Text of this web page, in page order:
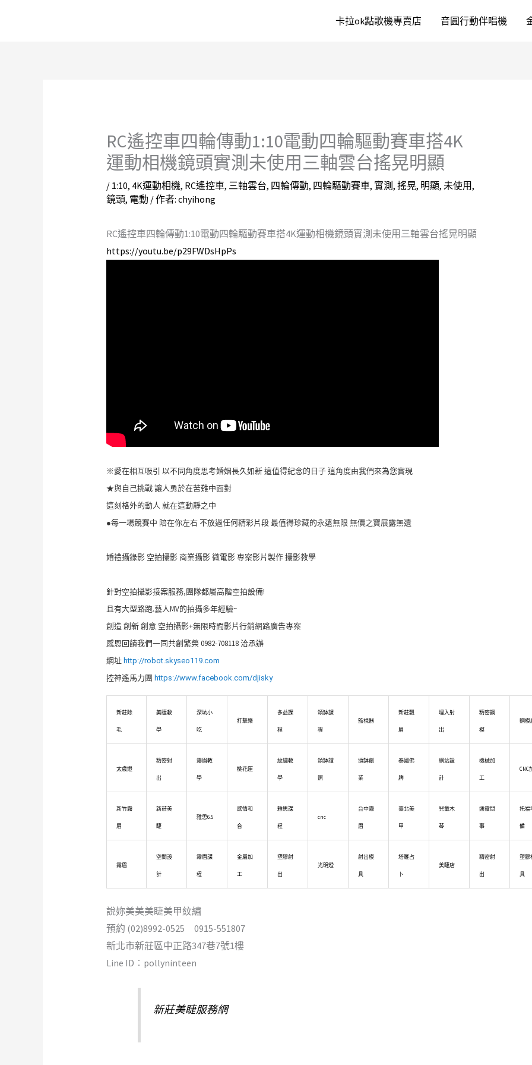
卡拉ok點歌機專賣店 音圓行動伴唱機
RC遙控車四輪傳動1:10電動四輪驅動賽車搭4K
運動相機鏡頭實測未使用三軸雲台搖晃明顯
/ 1:10, 4K運動相機, RC遙控車, 三軸雲台, 四輪傳動, 四輪驅動賽車, 實測 , 搖晃, 明顯, 未使用,
鏡頭, 電動 / 作者: chyihong
RC遙控車四輪傳動1:10電動四輪驅動賽車搭4K運動相機鏡頭實測未使用三軸雲台搖晃明顯
https://youtu.be/p29FWDsHpPs
※愛在相互吸引 以不同角度思考婚姻長久如新 這值得紀念的日子 這角度由我們來為您實現
★與自己挑戰 讓人勇於在苦難中面對
這刻格外的動人 就在這動靜之中
●每一場競賽中 陪在你左右 不放過任何精彩片段 最值得珍藏的永遠無限 無價之寶展露無遺
婚禮攝錄影 空拍攝影 商業攝影 微電影 專案影片製作 攝影教學
針對空拍攝影接案服務,團隊都屬高階空拍設備!
且有大型路跑.藝人MV的拍攝多年經驗~
創造 創新 創意 空拍攝影+無限時間影片行銷網路廣告專案
感恩回饋我們一同共創繁榮 0982-708118 洽承辦
網址 http://robot.skyseo119.com
控神遙馬力團 https://www.facebook.com/djisky
新莊除
毛
美睫教
學
深坑小
吃
打擊樂
多益課
程
頌缽課
程
監視器
新莊飄
眉
埋入射
出
精密鋼
模
鋼模
太歲燈
精密射
出
霧眉教
學
桃花運
紋繡教
學
頌缽證
照
頌缽創
業
泰國佛
牌
網站設
計
機械加
工
CNC
新竹霧
眉
新莊美
睫
雅思6.5
感情和
合
雅思課
程
cnc
台中霧
眉
臺北美
甲
兒童木
琴
通靈問
事
托福
備
霧眉
空間設
計
霧眉課
程
金屬加
工
塑膠射
出
光明燈
射出模
具
塔羅占
卜
美睫店
精密射
出
塑膠
具
說妳美美美睫美甲紋繡
預約 (02)8992-0525 0915-551807
新北市新莊區中正路347巷7號1樓
Line ID︰pollyninteen
新莊美睫服務網